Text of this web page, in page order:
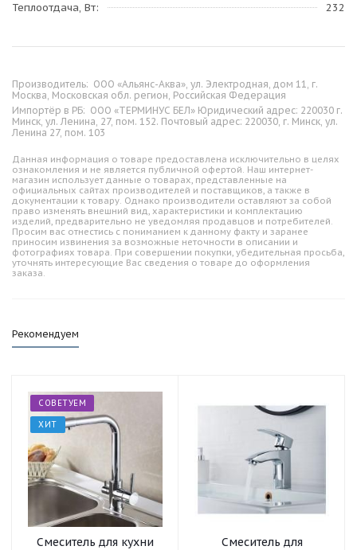
Теплоотдача, Вт
232
Производитель: ООО «Альянс-Аква», ул. Электродная, дом 11, г.
Москва, Московская обл. регион, Российская Федерация
Импортёр в РБ: ООО «ТЕРМИНУС БЕЛ» Юридический адрес: 220030 г.
Минск, ул. Ленина, 27, пом. 152. Почтовый адрес: 220030, г. Минск, ул.
Ленина 27, пом. 103
Данная информация о товаре предоставлена исключительно в целях
ознакомления и не является публичной офертой. Наш интернет-
магазин использует данные о товарах, представленные на
официальных сайтах производителей и поставщиков, а также в
документации к товару. Однако производители оставляют за собой
право изменять внешний вид, характеристики и комплектацию
изделий, предварительно не уведомляя продавцов и потребителей.
Просим вас отнестись с пониманием к данному факту и заранее
приносим извинения за возможные неточности в описании и
фотографиях товара. При совершении покупки, убедительная просьба,
уточнять интересующие Вас сведения о товаре до оформления
заказа.
Рекомендуем
СОВЕТУЕМ
ХИТ
Смеситель для кухни
Смеситель для